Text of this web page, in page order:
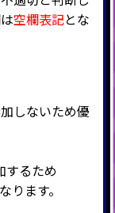
空欄表記とな
しないため優
するため
ります。